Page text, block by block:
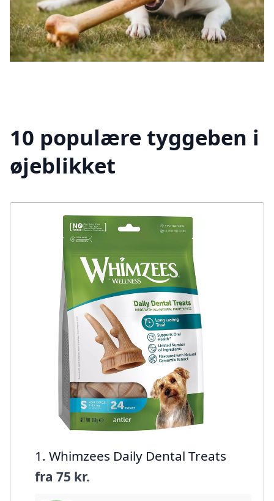
10 populære tyggeben i
øjeblikket
1. Whimzees Daily Dental Treats
fra 75 kr.